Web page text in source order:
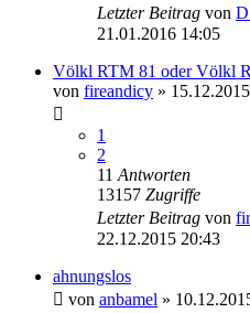
Letzter Beitrag von
21.01.2016 14:05
Völkl RTM 81 oder Völkl
von fireandicy »
1
2
11 Antworten
13157 Zugriffe
Letzter Beitrag von
22.12.2015 20:43
ahnungslos
von anbamel »